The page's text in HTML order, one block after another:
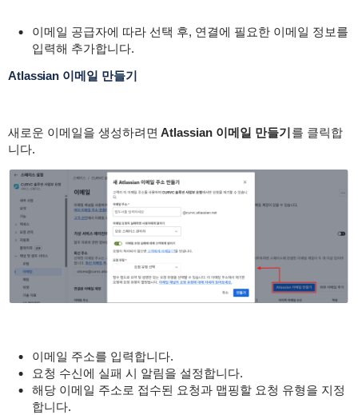
이메일 공급자에 따라 선택 후, 연결에 필요한 이메일 정보를
입력해 추가합니다.
Atlassian 이메일 만들기
새로운 이메일을 생성하려면 Atlassian 이메일 만들기 를 클릭합
니다.
이메일 주소를 입력합니다.
요청 수신에 실패 시 알림을 설정합니다.
해당 이메일 주소로 접수된 요청과 맵핑할 요청 유형을 지정
합니다.